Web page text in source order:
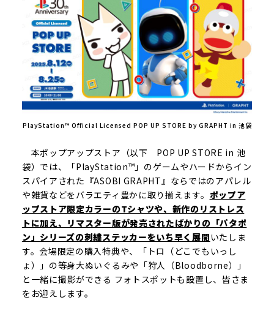
PlayStation™ Official Licensed POP UP STORE by GRAPHT in 池袋
本ポップアップストア（以下 POP UP STORE in 池
袋）では、「PlayStation™」のゲームやハードからイン
スパイアされた『ASOBI GRAPHT』ならではのアパレル
や雑貨などをバラエティ豊かに取り揃えます。 ポップア
ップストア限定カラーのTシャツや、新作のリストレス
トに加え、リマスター版が発売されたばかりの「パタポ
ン」シリーズの刺繍ステッカーをいち早く展開いたしま
す。会場限定の購入特典や、「トロ（どこでもいっし
ょ）」の等身大ぬいぐるみや「狩人（Bloodborne）」
と一緒に撮影ができる フォトスポットも設置し、皆さま
をお迎えします。